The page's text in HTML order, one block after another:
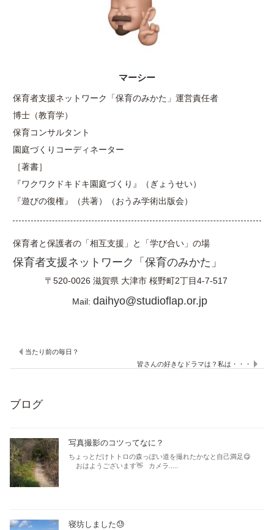
マーシー
保育者支援ネットワーク「保育のみかた」運営責任者
博士（教育学）
保育コンサルタント
園庭づくりコーディネーター
［著書］
『ワクワクドキドキ園庭づくり』（ぎょうせい）
『遊びの復権』（共著）（おうみ学術出版会）
保育者と保護者の「相互支援」と「学び合い」の場
保育者支援ネットワーク「保育のみかた」
〒520-0026 滋賀県 大津市 桜野町2丁目4-7-517
Mail: daihyo@studioflap.or.jp
当たり前の毎日？
皆さんの好きなドラマは？私は・・・
ブログ
写真撮影のコツってなに？
ちょっとだけトトロの森っぽい道を撮れたかなと自己満足😋
おはようございます👋 カメラ.....
寝坊しました😓